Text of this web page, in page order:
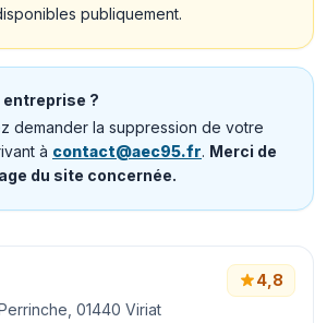
publiquement.
entreprise ?
demander la suppression de votre
à contact@aec95.fr. Merci de
du site concernée.
01440 Viriat
4,8